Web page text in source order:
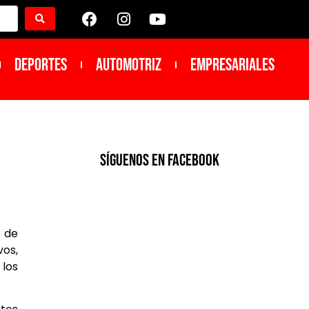
DEPORTES Automotriz Empresariales
de
SíGUENOS EN FACEBOOK